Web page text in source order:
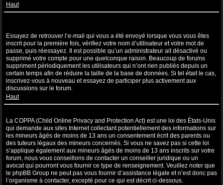
Haut
Essayez de retrouver l’e-mail qui vous a été envoyé lorsque vous vous êtes
inscrit pour la première fois, vérifiez votre nom d’utilisateur et votre mot de
passe, puis réessayez. Il est possible qu’un administrateur ait désactivé ou
supprimé votre compte pour une quelconque raison. Beaucoup de forums
suppriment périodiquement les utilisateurs qui n’ont rien publiés depuis un
certain temps afin de réduire la taille de la base de données. Si tel était le cas,
inscrivez-vous à nouveau et essayez de participer plus activement aux
discussions sur le forum.
Haut
La COPPA (Child Online Privacy and Protection Act) est une loi des États-Unis
qui demande aux sites Internet collectant potentiellement des informations sur
les mineurs âgés de moins de 13 ans un consentement écrit des parents ou
des tuteurs légaux des mineurs concernés. Si vous ne savez pas si cette loi
s’applique également aux mineurs âgés de moins de 13 ans inscrits sur votre
forum, nous vous conseillons de contacter un conseiller juridique ou un
avocat qui pourront vous fournir ce type de renseignement. Veuillez noter que
le phpBB Group ne peut pas vous fournir d’assistance légale et n’est donc pas
l’organisme à contacter, excepté pour ce qui est décrit ci-dessous.